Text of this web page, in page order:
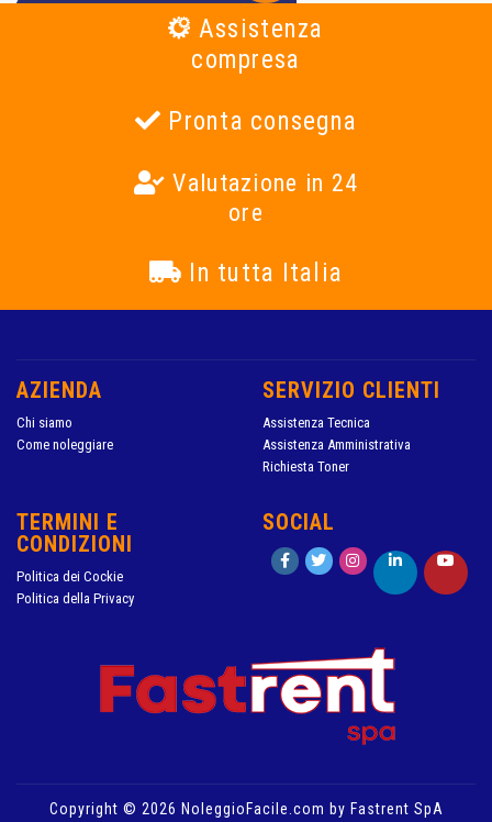
Assistenza
compresa
Pronta consegna
Valutazione in 24
ore
In tutta Italia
AZIENDA
Chi siamo
Come noleggiare
SERVIZIO CLIENTI
Assistenza Tecnica
Assistenza Amministrativa
Richiesta Toner
TERMINI E
CONDIZIONI
Politica dei Cockie
Politica della Privacy
SOCIAL
Copyright © 2026 NoleggioFacile.com by Fastrent SpA